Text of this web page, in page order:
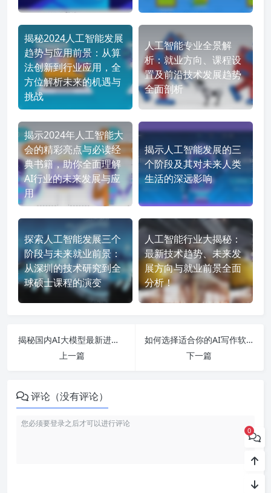
揭秘2024人工智能发展
趋势与应用前景：从算
法创新到行业应用，全
方位解析未来的机遇与
挑战
人工智能专业全景解
析：就业方向、课程设
置及前沿技术发展趋势
全面剖析
揭示2024年人工智能大
会的精彩亮点与必读经
典书籍，助你全面理解
AI行业的未来发展与应
用
揭示人工智能发展的三
个阶段及其对未来人类
生活的深远影响
探索人工智能发展三个
阶段与未来就业前景：
从深圳的技术研究到全
球硕士课程的演变
人工智能行业大揭秘：
最新技术趋势、未来发
展方向与就业前景全面
分析！
揭秘国内AI大模型最新进展：用户分类、应用场景及背后挑战分析
上一篇
如何选择适合你的AI写作软件？从小说到公文一网打尽！
下一篇
评论（没有评论）
0